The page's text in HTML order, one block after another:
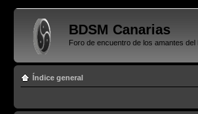
BDSM Canarias
Foro de encuentro de los amantes del
Índice general